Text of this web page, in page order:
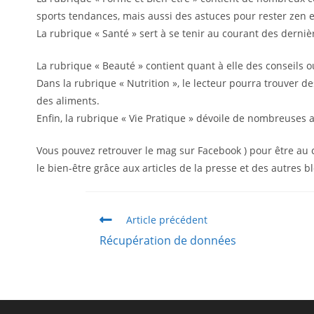
sports tendances, mais aussi des astuces pour rester
La rubrique « Santé » sert à se tenir au courant des
La rubrique « Beauté » contient quant à elle des conseils
Dans la rubrique « Nutrition », le lecteur pourra trouver
des aliments.
Enfin, la rubrique « Vie Pratique » dévoile de
Vous pouvez retrouver le mag sur Facebook ) pour être
le bien-être grâce aux articles de la presse et des autres
Article précédent
Récupération de données